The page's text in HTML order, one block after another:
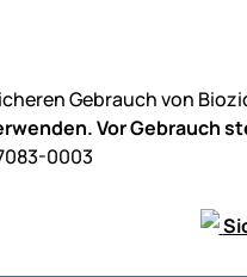
Gebrauch von
Vor Gebrauch
0003